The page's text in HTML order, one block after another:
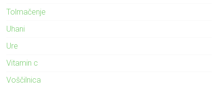
Tolmačenje
Uhani
Ure
Vitamin c
Voščilnica